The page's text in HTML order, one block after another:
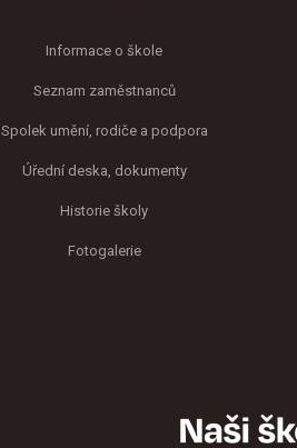
Informace o škole
Seznam zaměstnanců
Spolek umění, rodiče a podpora
Úřední deska, dokumenty
Historie školy
Fotogalerie